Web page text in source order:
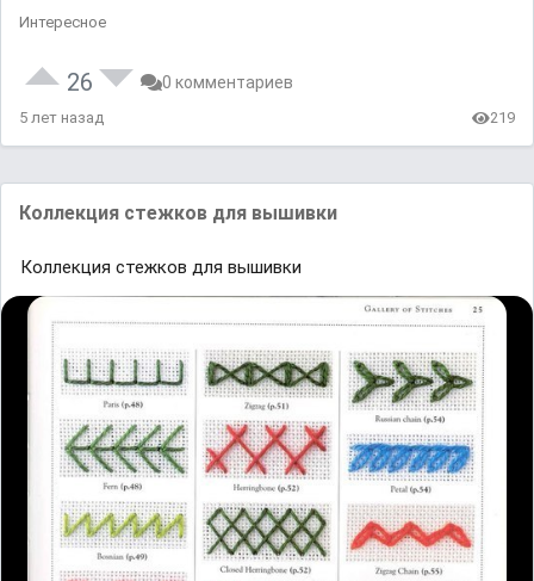
Интересное
26 0 комментариев
5 лет назад 219
Коллекция стежков для вышивки
Коллекция стежков для вышивки